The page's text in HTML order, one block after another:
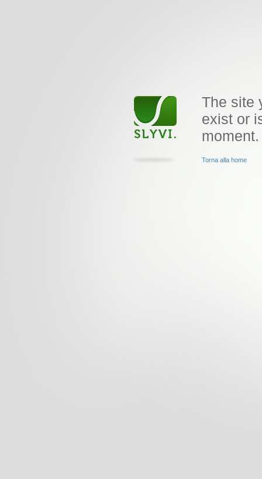
The site
exist or
moment.
Torna alla home